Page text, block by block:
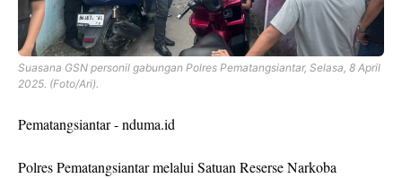
Suasana GSN personil gabungan Polres Pematangsiantar, Selasa, 8 April
2025. (Foto/Ari).
Pematangsiantar - nduma.id
Polres Pematangsiantar melalui Satuan Reserse Narkoba